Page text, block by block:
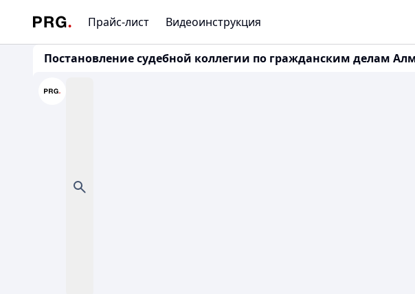
Прайс-лист Видеоинструкция
Постановление судебной коллегии по гражданским делам